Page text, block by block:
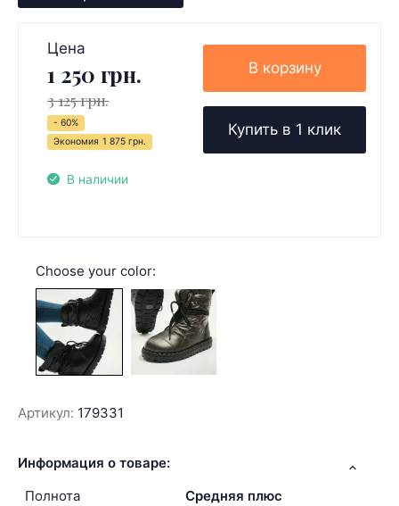
Цена
1 250 грн.
3 125 грн.
- 60%
Экономия 1 875 грн.
В наличии
В корзину
Купить в 1 клик
Choose your color:
Артикул: 179331
Информация о товаре:
Полнота
Средняя плюс